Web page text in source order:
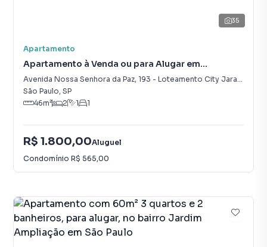
35
Apartamento
Apartamento à Venda ou para Alugar em
Loteamento City Jaragua
Avenida Nossa Senhora da Paz, 193 - Loteamento City Jaragua
São Paulo, SP
46m² 2 1 1
R$ 1.800,00Aluguel
Condomínio R$ 565,00